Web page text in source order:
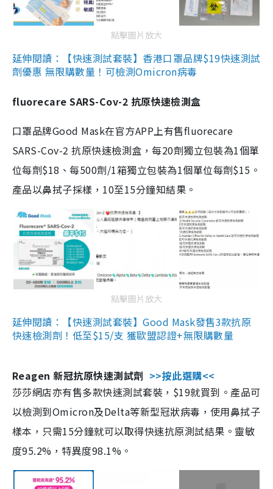
點擊圖片放大
延伸閱讀：【快速測試套裝】香港口罩品牌$19快速測試
劑優惠 無限購數量！可檢測Omicron病毒
fluorecare SARS-Cov-2 抗原快速檢測盒
口罩品牌Good Mask在官方APP上有售fluorecare
SARS-Cov-2 抗原快速檢測盒，每20劑獨立包裝為1個單
位每劑$18、每500劑/1箱獨立包裝為1個單位每劑$15。
產品以鼻拭子採樣，10至15分鐘知結果。
點擊圖片放大
延伸閱讀：【快速測試套裝】Good Mask發售3款抗原
快速檢測劑！低至$15/支 獲歐盟認證+無限購數量
Reagen 新冠抗原快速測試劑 >>按此選購<<
莎莎網店亦有售多款快速測試套裝，$19就買到。產品可
以檢測到Omicron及Delta等新型冠狀病毒，使用鼻拭子
樣本，只需15分鐘就可以取得快速抗原測試結果。靈敏
度95.2%，特異度98.1%。